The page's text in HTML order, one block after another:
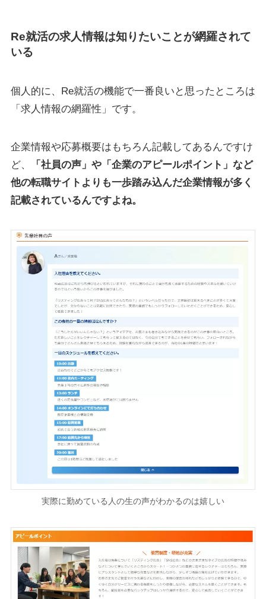
Re就活の求人情報は知りたいことが網羅されて
いる
個人的に、Re就活の機能で一番良いと思ったところは
「求人情報の網羅性」です。
企業情報や応募概要はもちろん記載してあるんですけ
ど、
「社員の声」や「企業のアピールポイント」など
他の転職サイトよりも一歩踏み込んだ企業情報が多く
記載されているんですよね。
実際に勤めている人の生の声がわかるのは嬉しい